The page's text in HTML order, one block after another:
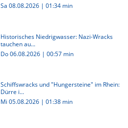
Sa 08.08.2026 | 01:34 min
Historisches Niedrigwasser: Nazi-Wracks
tauchen au...
Do 06.08.2026 | 00:57 min
Schiffswracks und "Hungersteine" im Rhein:
Dürre i...
Mi 05.08.2026 | 01:38 min